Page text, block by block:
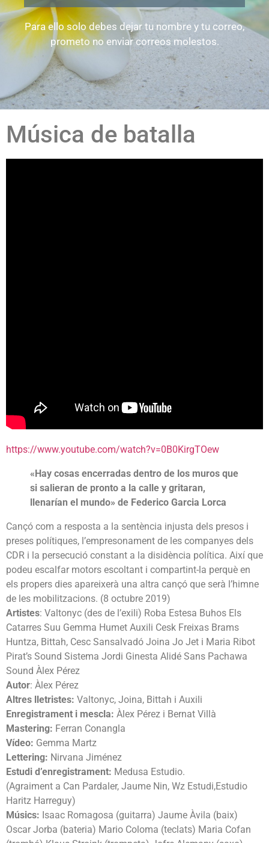
Para ello solo debes dejar tu nombre y tu correo,
prometo no enviar correos molestos.
Música de batalla
https://www.youtube.com/watch?v=0B0KirgTOew
«Hay cosas encerradas dentro de los muros que
si salieran de pronto a la calle y gritaran,
llenarían el mundo» de Federico Garcia Lorca
Cançó com a resposta a la sentència injusta dels presos i
preses polítiques, l’empresonament de les companyes dels
CDR i la persecució constant a la disidència política. Així que
podeu escalfar motors escoltant i compartint-la perquè en
els propers dies apareixerà una altra cançó que serà l’himne
de les mobilitzacions. (8 octubre 2019)
Artistes: Valtonyc (des de l’exili) Roba Estesa Buhos Els
Catarres Suu Gemma Humet Auxili Cesk Freixas Brams
Huntza, Bittah, Cesc Sansalvadó Joina Jo Jet i Maria Ribot
Pirat’s Sound Sistema Jordi Ginesta Alidé Sans Pachawa
Sound Àlex Pérez
Autor: Àlex Pérez
Altres lletristes: Valtonyc, Joina, Bittah i Auxili
Enregistrament i mescla: Àlex Pérez i Bernat Villà
Mastering: Ferran Conangla
Vídeo: Gemma Martz
Lettering: Nirvana Jiménez
Estudi d’enregistrament: Medusa Estudio.
(Agraiment a Can Pardaler, Jaume Nin, Wz Estudi,Estudio
Haritz Harreguy)
Músics: Isaac Romagosa (guitarra) Jaume Àvila (baix)
Oscar Jorba (bateria) Mario Coloma (teclats) Maria Cofan